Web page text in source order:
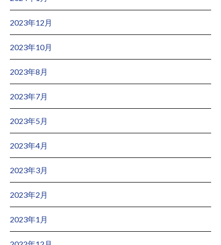
2023年12月
2023年10月
2023年8月
2023年7月
2023年5月
2023年4月
2023年3月
2023年2月
2023年1月